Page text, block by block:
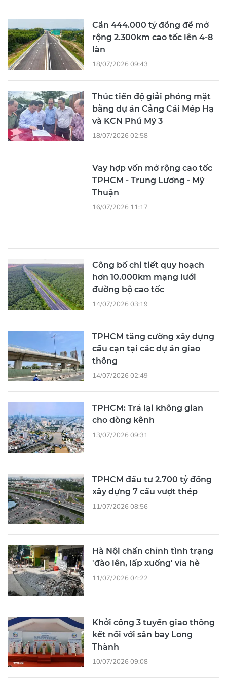
Cần 444.000 tỷ đồng để mở
rộng 2.300km cao tốc lên 4-8
làn
18/07/2026 09:43
Thúc tiến độ giải phóng mặt
bằng dự án Cảng Cái Mép Hạ
và KCN Phú Mỹ 3
18/07/2026 02:58
Vay hợp vốn mở rộng cao tốc
TPHCM - Trung Lương - Mỹ
Thuận
16/07/2026 11:17
hơn 10.000km mạng lưới
đường bộ cao tốc
14/07/2026 03:19
cầu cạn tại các dự án giao
thông
14/07/2026 02:49
cho dòng kênh
13/07/2026 09:31
xây dựng 7 cầu vượt thép
11/07/2026 08:56
'đào lên, lấp xuống' vỉa hè
11/07/2026 04:22
kết nối với sân bay Long
Thành
10/07/2026 09:08
XEM THÊM